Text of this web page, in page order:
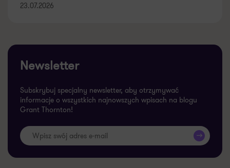
23.07.2026
Newsletter
Subskrybuj specjalny newsletter, aby otrzymywać
informacje o wszystkich najnowszych wpisach na blogu
Grant Thornton!
>>